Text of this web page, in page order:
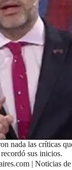
nada las críticas
sus inicios.
| Noticias